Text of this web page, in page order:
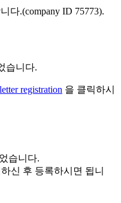
다.(company ID 75773).
습니다.
registration 을 클릭하시
습니다.
신 후 등록하시면 됩니